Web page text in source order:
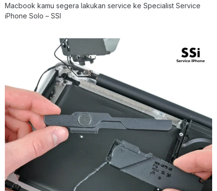
Macbook kamu segera lakukan service ke Specialist Service
iPhone Solo – SSI